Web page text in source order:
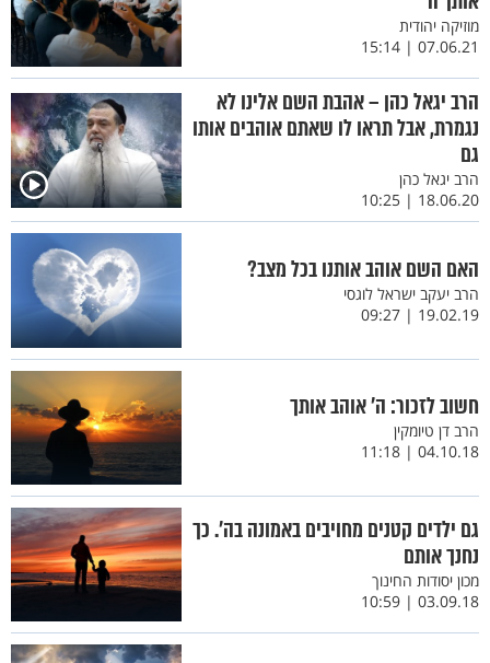
מוזיקה יהודית
07.06.21 | 15:14
הרב יגאל כהן – אהבת השם אלינו לא
נגמרת, אבל תראו לו שאתם אוהבים אותו
גם
הרב יגאל כהן
18.06.20 | 10:25
האם השם אוהב אותנו בכל מצב?
הרב יעקב ישראל לוגסי
19.02.19 | 09:27
חשוב לזכור: ה' אוהב אותך
הרב דן טיומקין
04.10.18 | 11:18
גם ילדים קטנים מחויבים באמונה בה’. כך
נחנך אותם
מכון יסודות החינוך
03.09.18 | 10:59